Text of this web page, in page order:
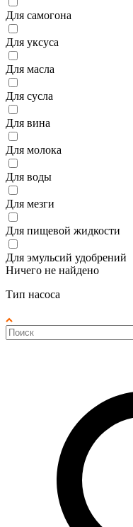
Для самогона
Для уксуса
Для масла
Для сусла
Для вина
Для молока
Для воды
Для мезги
Для пищевой жидкости
Для эмульсий удобрений
Ничего не найдено
Тип насоса